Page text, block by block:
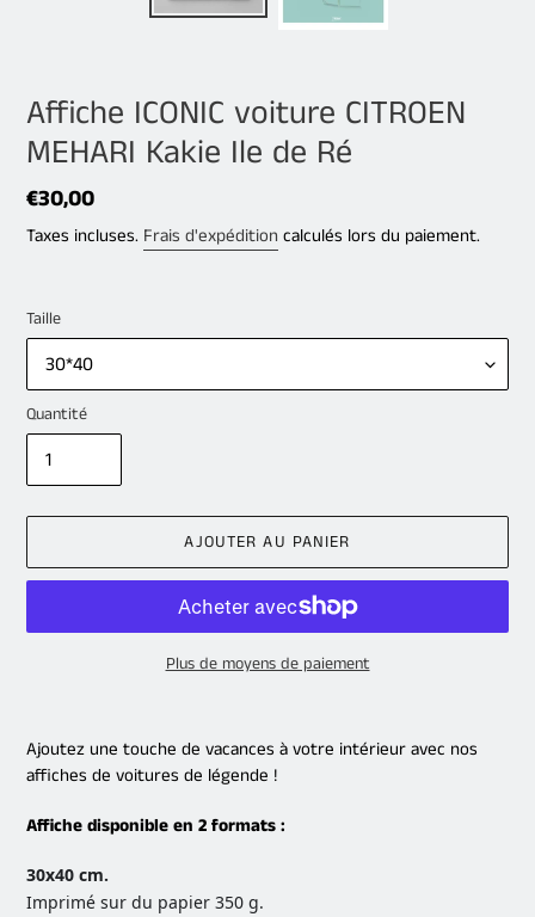
Affiche ICONIC voiture CITROEN
MEHARI Kakie Ile de Ré
Prix
normal
€30,00
Taxes incluses. Frais d'expédition calculés lors du paiement.
Taille
Quantité
AJOUTER AU PANIER
Plus de moyens de paiement
d'un
produit
votre
Ajoutez une touche de vacances à votre intérieur avec nos
affiches de voitures de légende !
Affiche disponible en 2 formats :
30x40 cm.
Imprimé sur du papier 350 g.